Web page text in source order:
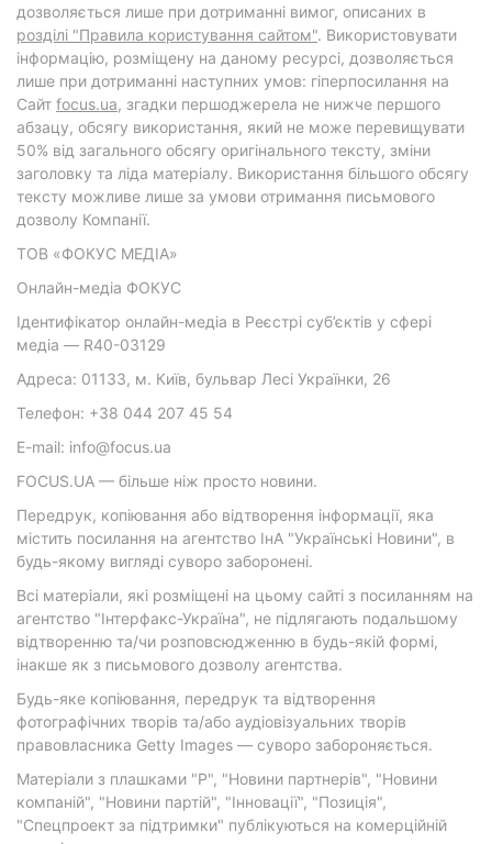
дозволяється лише при дотриманні вимог, описаних в
розділі "Правила користування сайтом". Використовувати
інформацію, розміщену на даному ресурсі, дозволяється
лише при дотриманні наступних умов: гіперпосилання на
Cайт focus.ua, згадки першоджерела не нижче першого
абзацу, обсягу використання, який не може перевищувати
50% від загального обсягу оригінального тексту, зміни
заголовку та ліда матеріалу. Використання більшого обсягу
тексту можливе лише за умови отримання письмового
дозволу Компанії.
ТОВ «ФОКУС МЕДІА»
Онлайн-медіа ФОКУС
Ідентифікатор онлайн-медіа в Реєстрі суб’єктів у сфері
медіа — R40-03129
Адреса: 01133, м. Київ, бульвар Лесі Українки, 26
Телефон: +38 044 207 45 54
E-mail: info@focus.ua
FOCUS.UA — більше ніж просто новини.
Передрук, копіювання або відтворення інформації, яка
містить посилання на агентство ІнА "Українські Новини", в
будь-якому вигляді суворо заборонені.
Всі матеріали, які розміщені на цьому сайті з посиланням на
агентство "Інтерфакс-Україна", не підлягають подальшому
відтворенню та/чи розповсюдженню в будь-якій формі,
інакше як з письмового дозволу агентства.
Будь-яке копіювання, передрук та відтворення
фотографічних творів та/або аудіовізуальних творів
правовласника Getty Images — суворо забороняється.
Матеріали з плашками "Р", "Новини партнерів", "Новини
компаній", "Новини партій", "Інновації", "Позиція",
"Спецпроект за підтримки" публікуються на комерційній